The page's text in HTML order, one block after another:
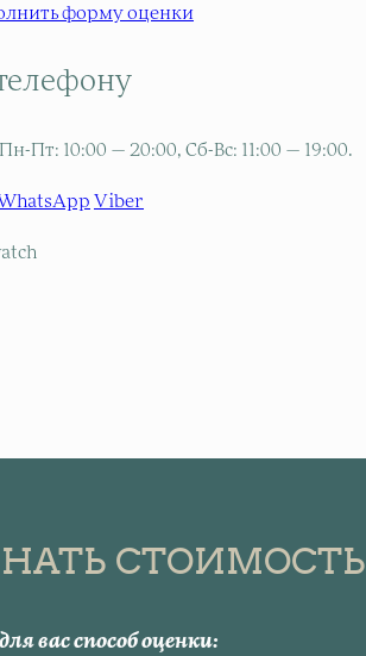
форму оценки
Пн-Пт: 10:00 — 20:00, Сб-Вс: 11:00 — 19:00.
Viber
СТОИМОСТЬ
вас способ оценки: